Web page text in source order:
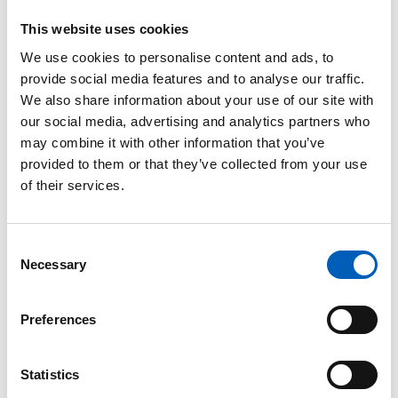
This website uses cookies
We use cookies to personalise content and ads, to
provide social media features and to analyse our traffic.
We also share information about your use of our site with
our social media, advertising and analytics partners who
may combine it with other information that you’ve
provided to them or that they’ve collected from your use
of their services.
Necessary
Preferences
Statistics
Globalt er det gjennomsnittlige årlige
karbonfotavtrykket per individ 5,9 tonn.
Å leve bilfritt kan redusere ditt årlige
karbonavtrykk med opptil 3,6 tonn.
Å bytte fra et vanlig kjøretøy til et
2 tonn per år.
Bakgrunn